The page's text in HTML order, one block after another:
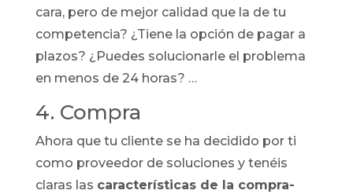
cara, pero de mejor calidad que la de tu
competencia? ¿Tiene la opción de pagar a
plazos? ¿Puedes solucionarle el problema
en menos de 24 horas? …
4. Compra
Ahora que tu cliente se ha decidido por ti
como proveedor de soluciones y tenéis
claras las características de la compra-